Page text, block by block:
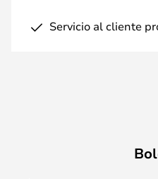
Servicio al cliente